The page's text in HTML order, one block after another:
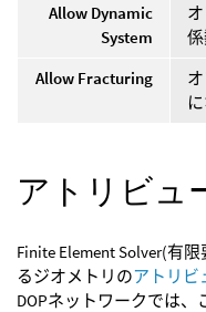
Allow Dynamic
System
Allow Fracturing
アトリビュ
Finite Element Solver(有
るジオメトリのアトリビ
DOPネットワークでは